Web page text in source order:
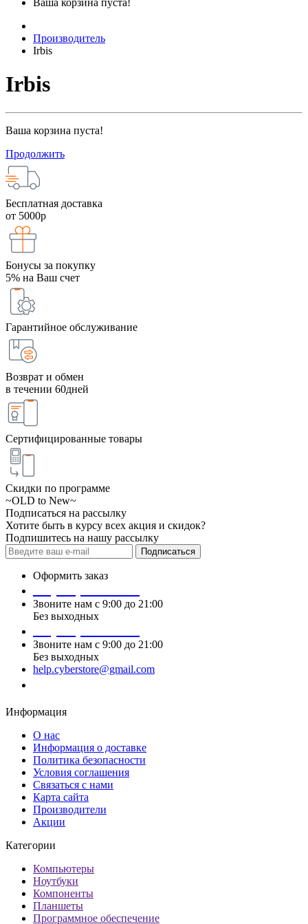
Ваша корзина пуста!
Производитель
Irbis
Irbis
Ваша корзина пуста!
Продолжить
Бесплатная доставка
от 5000р
Бонусы за покупку
5% на Ваш счет
Гарантийное обслуживание
Возврат и обмен
в течении 60дней
Сертифицированные товары
Скидки по программе
~OLD to New~
Подписаться на рассылку
Хотите быть в курсу всех акция и скидок?
Подпишитесь на нашу рассылку
Подписаться
Оформить заказ
Звоните нам с 9:00 до 21:00
Без выходных
Звоните нам с 9:00 до 21:00
Без выходных
help.cyberstore@gmail.com
Информация
О нас
Информация о доставке
Политика безопасности
Условия соглашения
Связаться с нами
Карта сайта
Производители
Акции
Категории
Компьютеры
Ноутбуки
Компоненты
Планшеты
Программное обеспечение